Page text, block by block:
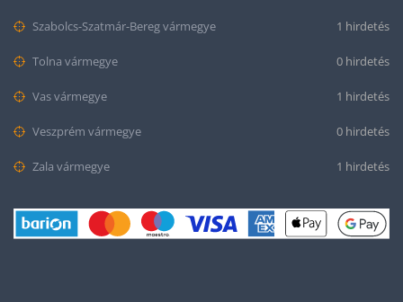
Szabolcs-Szatmár-Bereg vármegye 1 hirdetés
Tolna vármegye 0 hirdetés
Vas vármegye 1 hirdetés
Veszprém vármegye 0 hirdetés
Zala vármegye 1 hirdetés